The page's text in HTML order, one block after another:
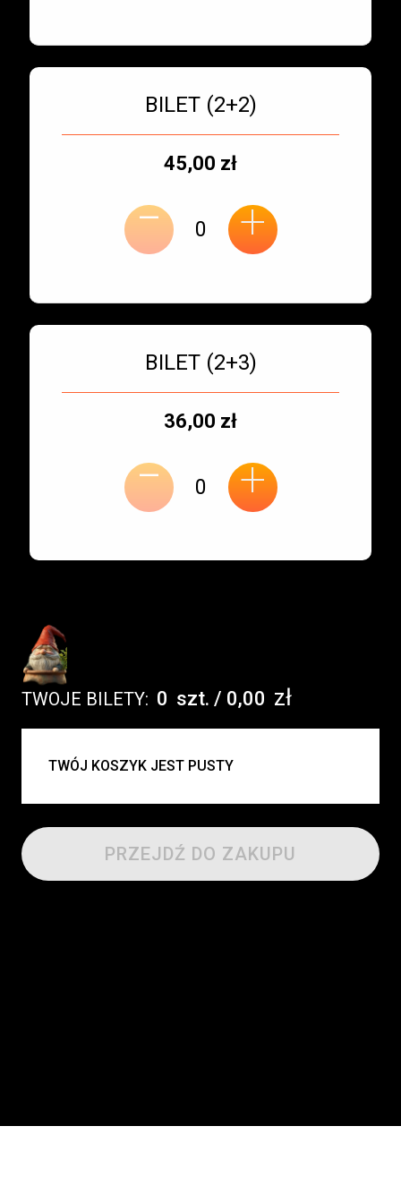
Bilet numer 3
Typ
biletu:
BILET (2+2)
Typ
Cena
45,00 zł
- +
Bilet numer 4
Typ
biletu:
BILET (2+3)
Typ
Cena
36,00 zł
- +
TWOJE BILETY: 0 szt. / 0,00 zł
UWAGA:
TWÓJ KOSZYK JEST PUSTY
PRZEJDŹ DO ZAKUPU